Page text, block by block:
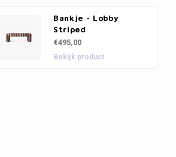
Bankje - Lobby
Striped
€495,00
Bekijk product